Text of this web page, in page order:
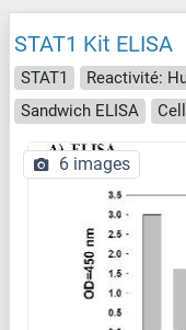
STAT1 Kit ELISA
STAT1 Reactivité:
Sandwich ELISA
6 images